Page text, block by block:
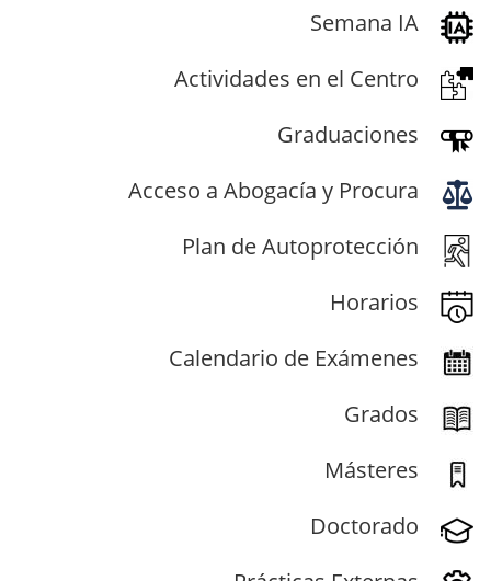
Semana IA
Actividades en el Centro
Graduaciones
Acceso a Abogacía y Procura
Plan de Autoprotección
Horarios
Calendario de Exámenes
Grados
Másteres
Doctorado